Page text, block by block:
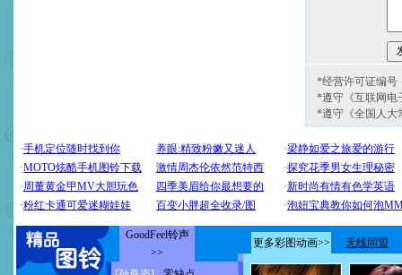
*经营许可证编号
*遵守《互联网电
*遵守《全国人大